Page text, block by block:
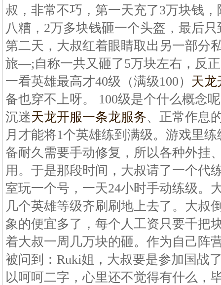
叔，非常不巧，第一天充了3万块钱
八糟，2万多块钱砸一个头盔，最后
第二天，大叔红着眼睛取出另一部分
旅—;自称一共又砸了5万块左右，反
一看英雄最高才40级（满级100） 天龙
备也穿不上呀。 100级是个什么概念
沉迷天龙开服一条龙服务、正常作息
月才能将1个英雄练到满级。游戏里
备耐久需要手动修复，所以各种外挂
用。于是那段时间，大叔请了一个代
室玩一个号，一天24小时手动练级。
几个英雄等级齐刷刷地上去了。大叔
象的便宜多了，每个人工资只要千把
着大叔一周几万块的砸。作为自己阵
被问到：Ruki姐，大叔要是参加国战
以呵呵二字，心里还不觉得有什么，